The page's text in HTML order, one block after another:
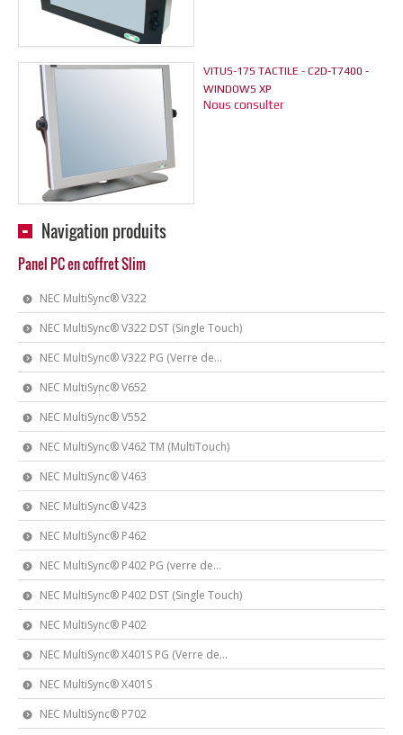
VITUS-17S TACTILE - C2D-T7400 -
WINDOWS XP
Nous consulter
Navigation produits
Panel PC en coffret Slim
NEC MultiSync® V322
NEC MultiSync® V322 DST (Single Touch)
NEC MultiSync® V322 PG (Verre de...
NEC MultiSync® V652
NEC MultiSync® V552
NEC MultiSync® V462 TM (MultiTouch)
NEC MultiSync® V463
NEC MultiSync® V423
NEC MultiSync® P462
NEC MultiSync® P402 PG (verre de...
NEC MultiSync® P402 DST (Single Touch)
NEC MultiSync® P402
NEC MultiSync® X401S PG (Verre de...
NEC MultiSync® X401S
NEC MultiSync® P702